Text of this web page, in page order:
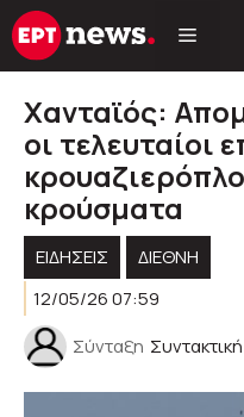
Μετάβαση
σε
Χανταϊός:
οι τελευταίοι
κρούσματα
ΕΙΔΗΣΕΙΣ
ΔΙΕΘΝΗ
12/05/26 07:59
Σύνταξη